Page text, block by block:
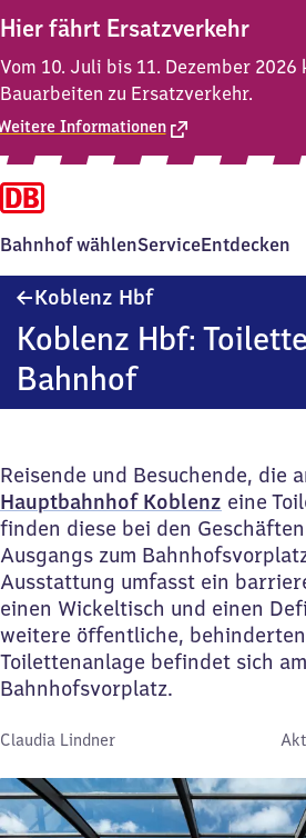
Hier fährt Ersatzverkehr
Vom 10. Juli bis 11. Dezember 2026
Bauarbeiten zu Ersatzverkehr.
Informationen
Bahnhof wählenServiceEntdecken
Koblenz HbfKoblenz
Koblenz Hbf:
Bahnhof
Reisende und Besuchende, die
Hauptbahnhof Koblenz eine
finden diese bei den
Ausgangs zum
Ausstattung umfasst ein
einen Wickeltisch und einen
weitere öffentliche,
Toilettenanlage befindet sich am
Bahnhofsvorplatz.
Von:
Claudia Lindner